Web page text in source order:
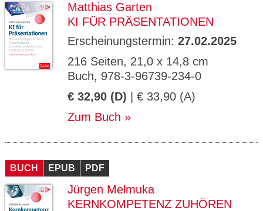
Matthias Garten
KI FÜR PRÄSENTATIONEN
Erscheinungstermin: 27.02.2025
216 Seiten, 21,0 x 14,8 cm
Buch, 978-3-96739-234-0
€ 32,90 (D) | € 33,90 (A)
Zum Buch
BUCH EPUB PDF
Jürgen Melmuka
KERNKOMPETENZ ZUHÖREN